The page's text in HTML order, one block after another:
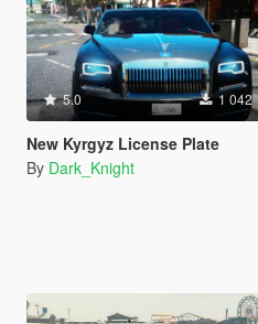
5.0 1 042
New Kyrgyz License Plate
By Dark_Knight